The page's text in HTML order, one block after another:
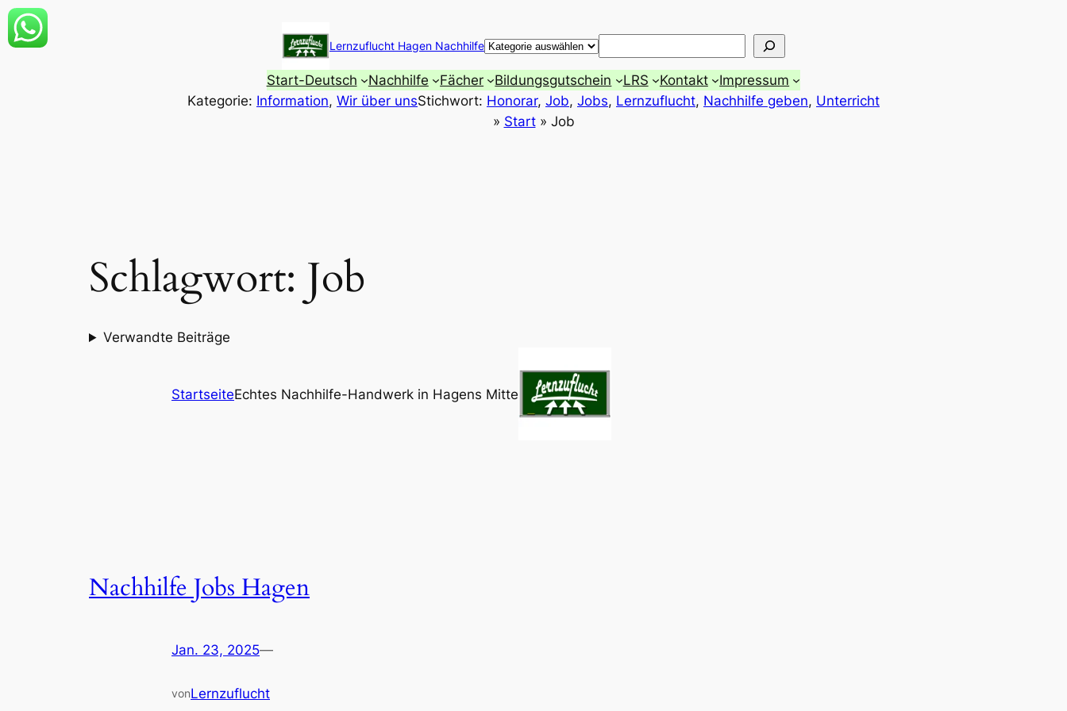
Zum
Inhalt
Lernzuflucht Hagen Nachhilfe Suchen
Start-Deutsch Nachhilfe Fächer Bildungsgutschein LRS Kontakt
Impressum
Kategorie: Information, Wir über unsStichwort: Honorar, Job, Jobs, Lernzuflucht, Nachhilfe geben, Unterricht
» Start» Job
Schlagwort: Job
Verwandte Beiträge
StartseiteEchtes Nachhilfe-Handwerk in Hagens Mitte
Nachhilfe Jobs Hagen
Jan. 23, 2025—
vonLernzuflucht